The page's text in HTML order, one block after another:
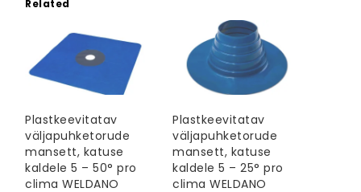
Related
Plastkeevitatav
väljapuhketorude
mansett, katuse
kaldele 5 – 50° pro
clima WELDANO
Plastkeevitatav
väljapuhketorude
mansett, katuse
kaldele 5 – 25° pro
clima WELDANO